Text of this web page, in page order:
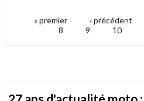
Pages« premier ‹ précédent
8
9 10